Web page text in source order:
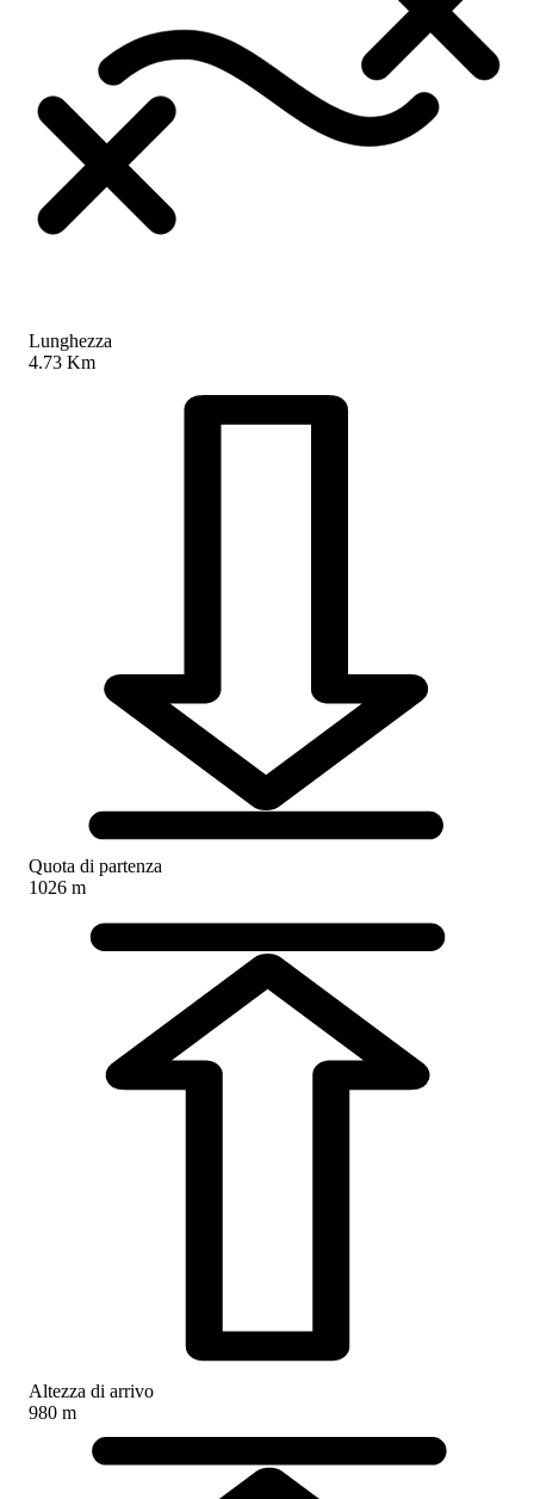
Lunghezza
4.73 Km
Quota di partenza
1026 m
Altezza di arrivo
980 m